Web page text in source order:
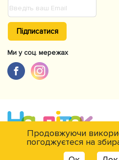
Підписатися
Ми у соц. мережах
© NaDitok © 2012-2026Інтернет-
Продовжуючи
погоджуєтеся на